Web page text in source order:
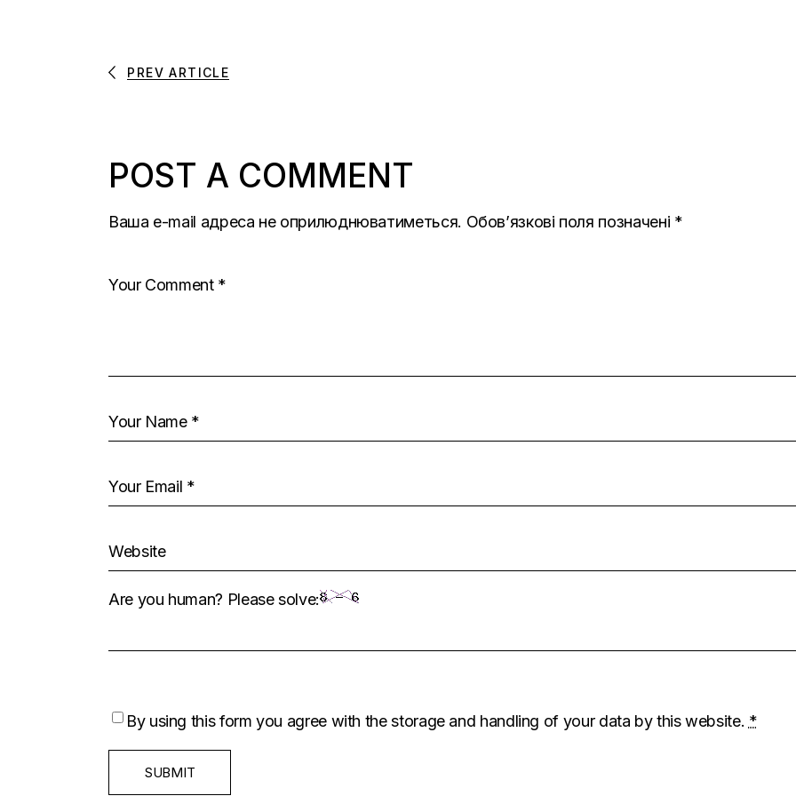
PREV ARTICLE
POST A COMMENT
Ваша e-mail адреса не оприлюднюватиметься. Обов’язкові поля позначені *
Are you human? Please solve:
By using this form you agree with the storage and handling of your data by this website. *
SUBMIT